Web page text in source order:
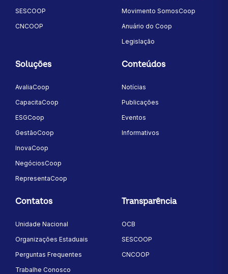
SESCOOP
CNCOOP
Movimento SomosCoop
Anuário do Coop
Legislação
Soluções
AvaliaCoop
CapacitaCoop
ESGCoop
GestãoCoop
InovaCoop
NegóciosCoop
RepresentaCoop
Conteúdos
Notícias
Publicações
Eventos
Informativos
Contatos
Unidade Nacional
Organizações Estaduais
Perguntas Frequentes
Trabalhe Conosco
Transparência
OCB
SESCOOP
CNCOOP